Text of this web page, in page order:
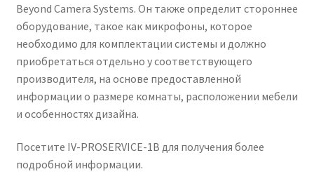
Beyond Camera Systems. Он также определит стороннее
оборудование, такое как микрофоны, которое
необходимо для комплектации системы и должно
приобретаться отдельно у соответствующего
производителя, на основе предоставленной
информации о размере комнаты, расположении мебели
и особенностях дизайна.
Посетите IV-PROSERVICE-1B для получения более
подробной информации.